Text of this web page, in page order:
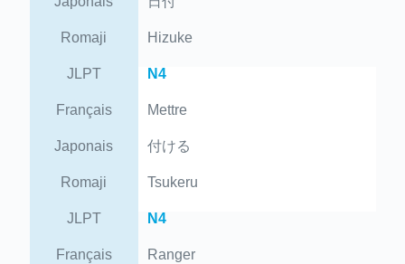
Romaji Hizuke
JLPT N4
Français Mettre
Japonais 付ける
Romaji Tsukeru
JLPT N4
Français Ranger